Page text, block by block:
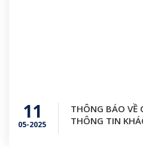
11
05-2025
THÔNG BÁO VỀ
THÔNG TIN